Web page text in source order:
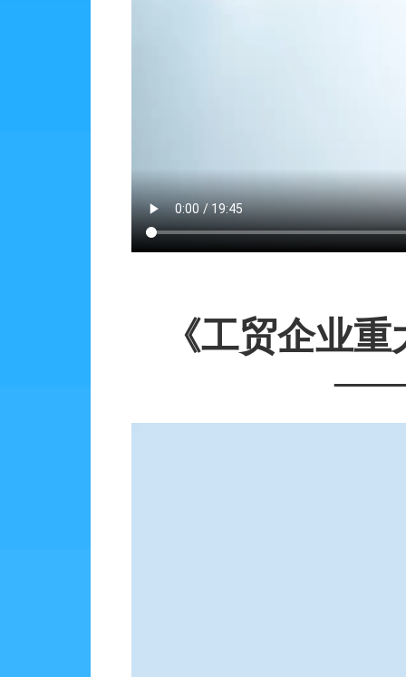
《工贸企业
——